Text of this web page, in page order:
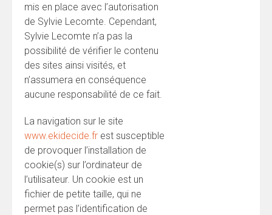
mis en place avec l’autorisation
de Sylvie Lecomte. Cependant,
Sylvie Lecomte n’a pas la
possibilité de vérifier le contenu
des sites ainsi visités, et
n’assumera en conséquence
aucune responsabilité de ce fait.
La navigation sur le site
www.ekidecide.fr est susceptible
de provoquer l’installation de
cookie(s) sur l’ordinateur de
l’utilisateur. Un cookie est un
fichier de petite taille, qui ne
permet pas l’identification de